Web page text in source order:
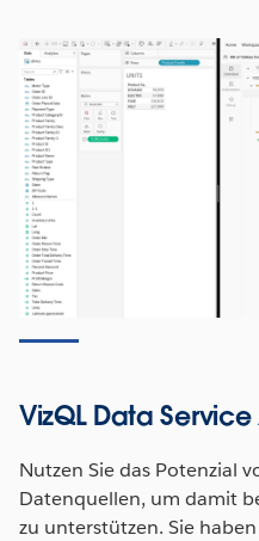
VizQL Data Service
Nutzen Sie das Potenzial
Datenquellen, um damit
zu unterstützen. Sie